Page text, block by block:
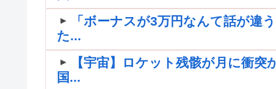
「ボーナスが3万円なんて話が違
た...
【宇宙】ロケット残骸が月に衝
国...